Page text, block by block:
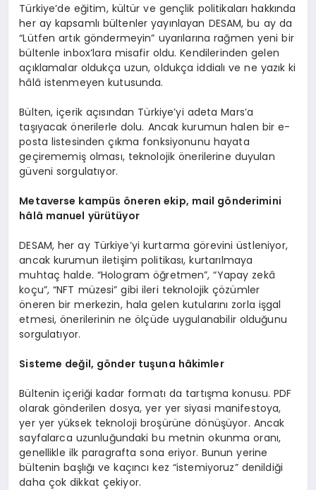
Türkiye’de eğitim, kültür ve gençlik politikaları hakkında
her ay kapsamlı bültenler yayınlayan DESAM, bu ay da
“Lütfen artık göndermeyin” uyarılarına rağmen yeni bir
bültenle inbox’lara misafir oldu. Kendilerinden gelen
açıklamalar oldukça uzun, oldukça iddialı ve ne yazık ki
hâlâ istenmeyen kutusunda.
Bülten, içerik açısından Türkiye’yi adeta Mars’a
taşıyacak önerilerle dolu. Ancak kurumun halen bir e-
posta listesinden çıkma fonksiyonunu hayata
geçirememiş olması, teknolojik önerilerine duyulan
güveni sorgulatıyor.
Metaverse kampüs öneren ekip, mail gönderimini
hâlâ manuel yürütüyor
DESAM, her ay Türkiye’yi kurtarma görevini üstleniyor,
ancak kurumun iletişim politikası, kurtarılmaya
muhtaç halde. “Hologram öğretmen”, “Yapay zekâ
koçu”, “NFT müzesi” gibi ileri teknolojik çözümler
öneren bir merkezin, hala gelen kutularını zorla işgal
etmesi, önerilerinin ne ölçüde uygulanabilir olduğunu
sorgulatıyor.
Sisteme değil, gönder tuşuna hâkimler
Bültenin içeriği kadar formatı da tartışma konusu. PDF
olarak gönderilen dosya, yer yer siyasi manifestoya,
yer yer yüksek teknoloji broşürüne dönüşüyor. Ancak
sayfalarca uzunluğundaki bu metnin okunma oranı,
genellikle ilk paragrafta sona eriyor. Bunun yerine
bültenin başlığı ve kaçıncı kez “istemiyoruz” denildiği
daha çok dikkat çekiyor.